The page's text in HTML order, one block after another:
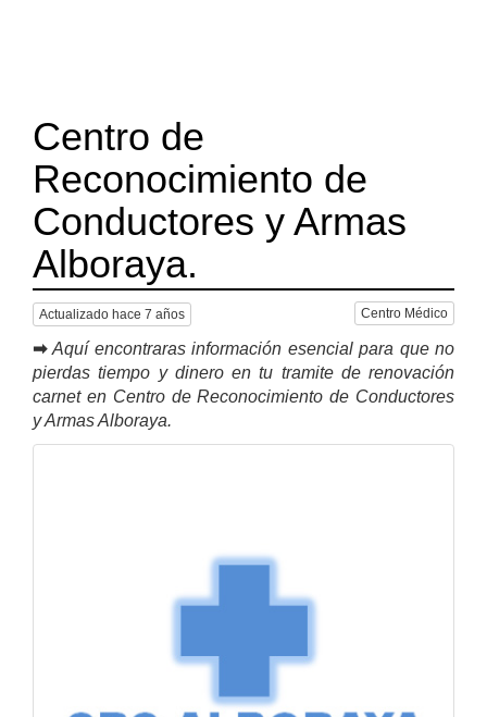
Centro de
Reconocimiento de
Conductores y Armas
Alboraya.
Actualizado hace 7 años Centro Médico
➡ Aquí encontraras información esencial para que no
pierdas tiempo y dinero en tu tramite de renovación
carnet en Centro de Reconocimiento de Conductores
y Armas Alboraya.